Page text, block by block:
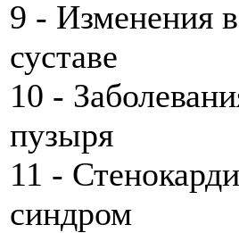
9 - Изменения
суставе
10 -
пузыря
11 -
синдром